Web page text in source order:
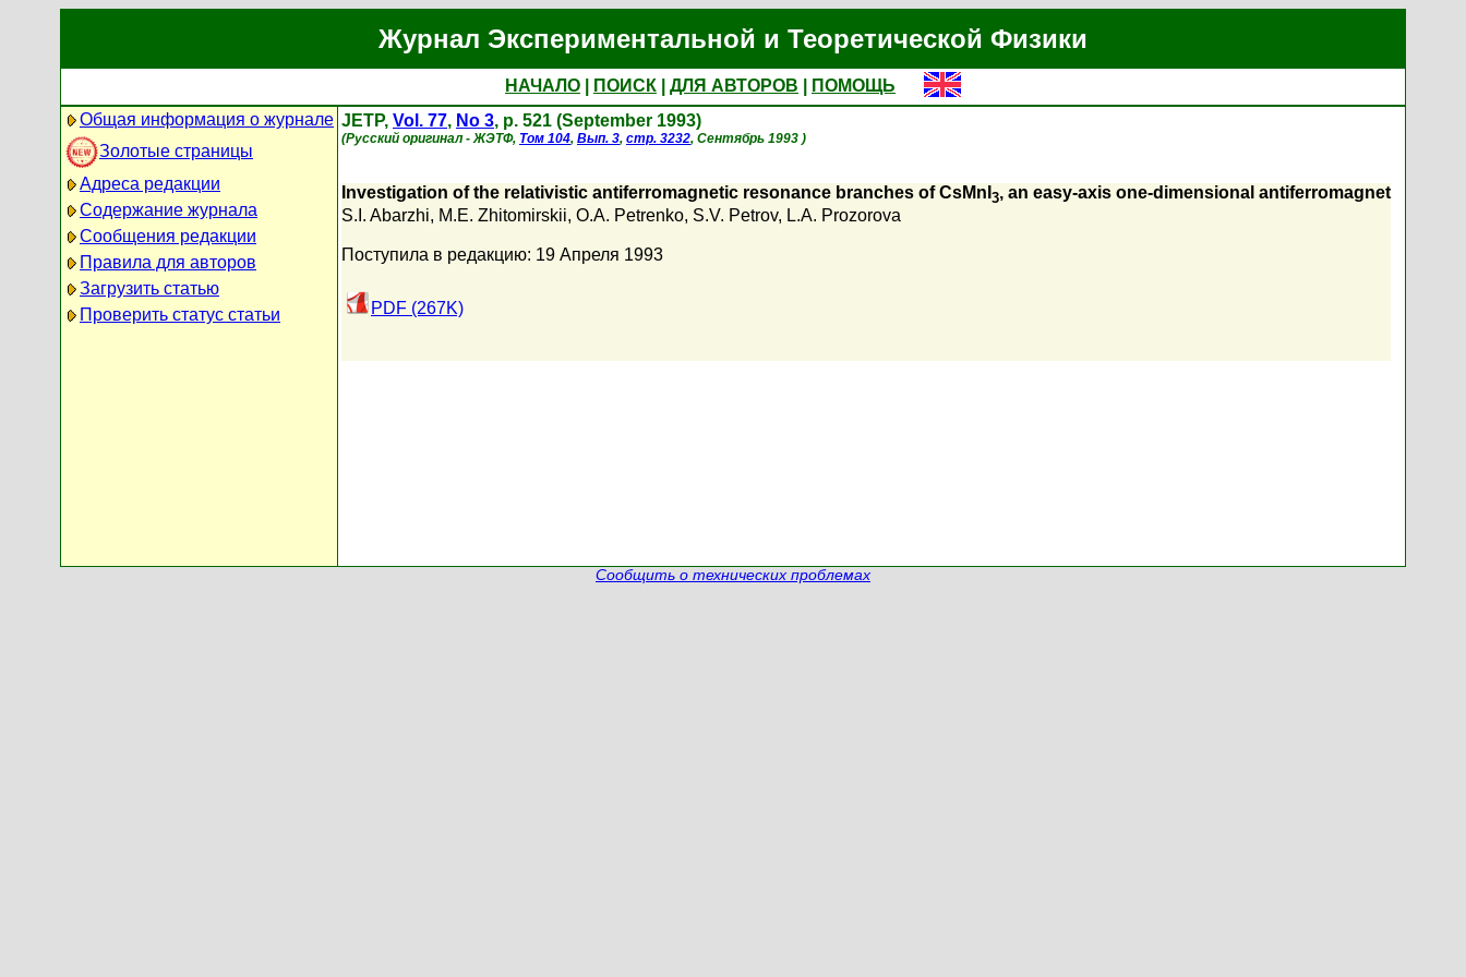
Журнал Экспериментальной и Теоретической Физики
НАЧАЛО ПОИСК ДЛЯ АВТОРОВ
ПОМОЩЬ
Общая информация о журнале
Золотые страницы
Адреса редакции
Содержание журнала
Сообщения редакции
Правила для авторов
Загрузить статью
Проверить статус статьи
JETP, Vol. 77, No 3, p. 521 (September 1993)
(Русский оригинал - ЖЭТФ, Том 104, Вып. 3, стр. 3232, Сентябрь 1993 )
Investigation of the relativistic antiferromagnetic resonance branches of CsMnI 3, an easy-axis one-dimensional antiferromagnet
S.I. Abarzhi, M.E. Zhitomirskii, O.A. Petrenko, S.V. Petrov, L.A. Prozorova
Поступила в редакцию: 19 Апреля 1993
PDF (267K)
Сообщить о технических проблемах